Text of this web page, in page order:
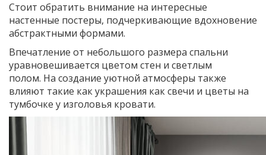
Стоит обратить внимание на интересные
настенные постеры, подчеркивающие вдохновение
абстрактными формами.
Впечатление от небольшого размера спальни
уравновешивается цветом стен и светлым
полом. На создание уютной атмосферы также
влияют такие как украшения как свечи и цветы на
тумбочке у изголовья кровати.